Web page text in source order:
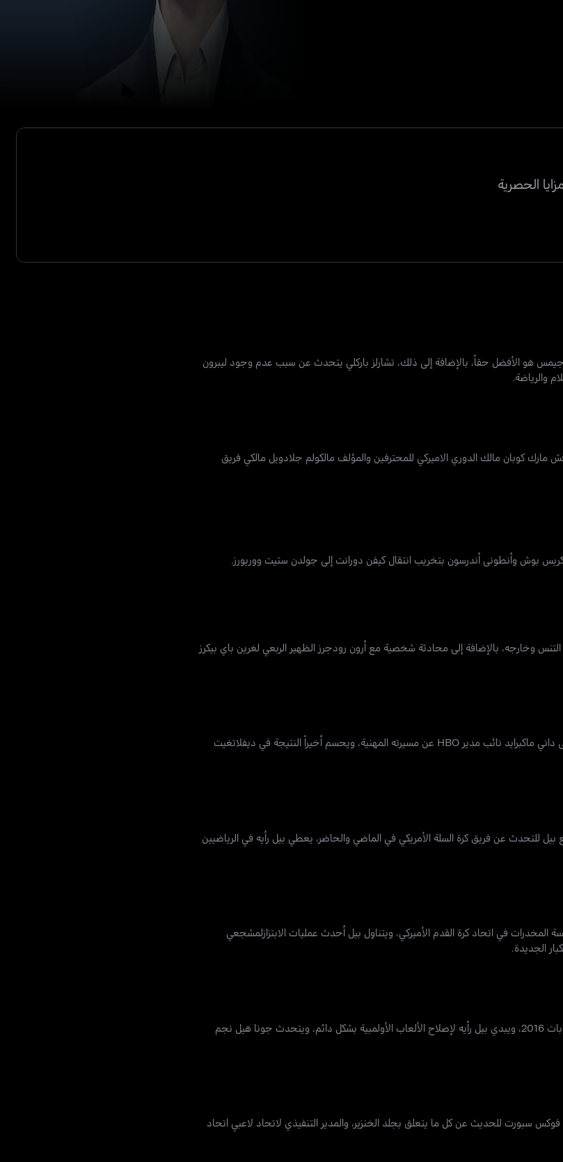
الحصرية
جيمس هو الأفضل حقاً، بالإضافة إلى ذلك، تشارلز باركلي يتحدث عن سبب عدم وجود ليبرون
كوبان مالك الدوري الاميركي للمحترفين والمؤلف مالكولم جلادويل مالكي فريق
وخارجه، بالإضافة إلى محادثة شخصية مع أرون رودجرز الظهير الربعي لغرين باي بيكرز
يتحدث بيل عن السبب الذي يمنع قاعة مشاهير البيسبول من قبول كل العظماء، ويتحدث إلى داني ماكبرايد نائب مدير HBO عن مسيرته المهنية، ويحسم أخيراً النتيجة في ديفلاتغيت
عن فريق كرة السلة الأمريكي في الماضي والحاضر، يعطي بيل رأيه في الرياضيين
في اتحاد كرة القدم الأميركي، ويتناول بيل أحدث عمليات الابتزازلمشجعي
الجديدة.
يتحدث بيل مع جون فافريو كاتب خطابات أوباما السابق والكاتب ويسلي موريس حول انتخابات 2016، ويبدي بيل رأيه لإصلاح الألعاب الأولمبية بشكل دائم، ويتحدث جونا هيل نجم
سبورت للحديث عن كل ما يتعلق بجلد الخنزير، والمدير التنفيذي لاتحاد لاعبي اتحاد